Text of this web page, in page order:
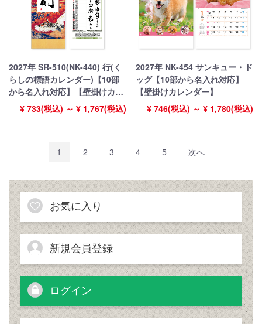
2027年 SR-510(NK-440) 行(く
らしの標語カレンダー)【10部
から名入れ対応】【壁掛けカレ
ンダー】
¥ 733(税込) ～ ¥ 1,767(税込)
2027年 NK-454 サンキュー・ド
ッグ【10部から名入れ対応】
【壁掛けカレンダー】
¥ 746(税込) ～ ¥ 1,780(税込)
1 2 3 4 5 次へ
お気に入り
新規会員登録
ログイン